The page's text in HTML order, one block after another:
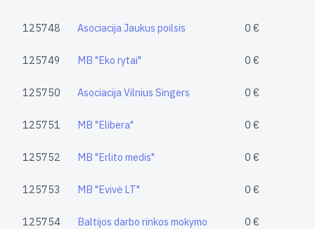
125748 Asociacija Jaukus poilsis 0 €
125749 MB "Eko rytai" 0 €
125750 Asociacija Vilnius Singers 0 €
125751 MB "Elibera" 0 €
125752 MB "Erlito medis" 0 €
125753 MB "Evivė LT" 0 €
125754
Baltijos darbo rinkos mokymo
0 €